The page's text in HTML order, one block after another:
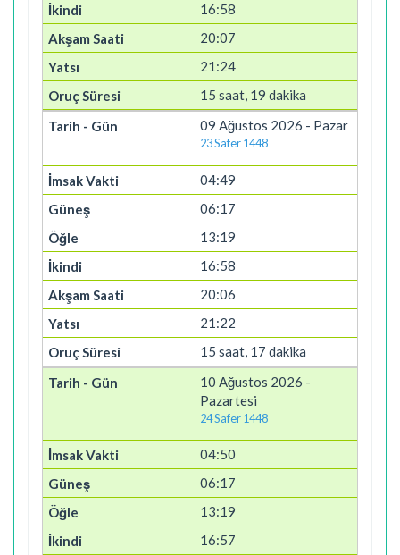
16:58
20:07
21:24
15 saat, 19 dakika
09 Ağustos 2026 - Pazar
23 Safer 1448
04:49
06:17
13:19
16:58
20:06
21:22
15 saat, 17 dakika
10 Ağustos 2026 -
Pazartesi
24 Safer 1448
04:50
06:17
13:19
16:57